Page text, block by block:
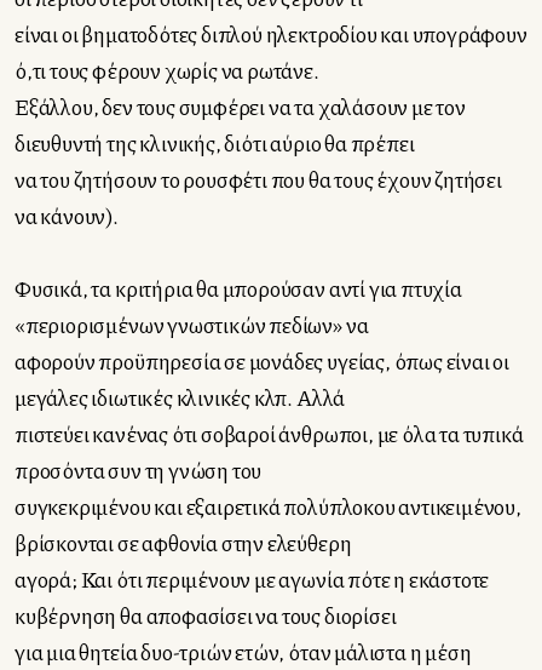
είναι οι βηματοδότες διπλού ηλεκτροδίου και υπογράφουν
ό,τι τους φέρουν χωρίς να ρωτάνε.
Εξάλλου, δεν τους συμφέρει να τα χαλάσουν με τον
διευθυντή της κλινικής, διότι αύριο θα πρέπει
να του ζητήσουν το ρουσφέτι που θα τους έχουν ζητήσει
να κάνουν).
Φυσικά, τα κριτήρια θα μπορούσαν αντί για πτυχία
«περιορισμένων γνωστικών πεδίων» να
αφορούν προϋπηρεσία σε μονάδες υγείας, όπως είναι οι
μεγάλες ιδιωτικές κλινικές κλπ. Αλλά
πιστεύει κανένας ότι σοβαροί άνθρωποι, με όλα τα τυπικά
προσόντα συν τη γνώση του
συγκεκριμένου και εξαιρετικά πολύπλοκου αντικειμένου,
βρίσκονται σε αφθονία στην ελεύθερη
αγορά; Και ότι περιμένουν με αγωνία πότε η εκάστοτε
κυβέρνηση θα αποφασίσει να τους διορίσει
για μια θητεία δυο-τριών ετών, όταν μάλιστα η μέση